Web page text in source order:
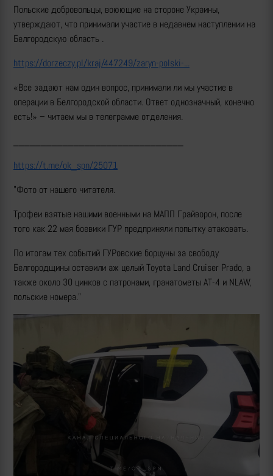
Польские добровольцы, воюющие на стороне Украины,
утверждают, что принимали участие в недавнем наступлении на
Белгородскую область .
https://dorzeczy.pl/kraj/447249/zaryn-polski-...
«Все задают нам один вопрос, принимали ли мы участие в
операции в Белгородской области. Ответ однозначный, конечно
есть!» – читаем мы в телеграмме отделения.
https://t.me/ok_spn/25071
"Фото от нашего читателя.
Трофеи взятые нашими военными на МАПП Грайворон, после
того как 22 мая боевики ГУР предприняли попытку атаковать.
По итогам тех событий ГУРовские борцуны за свободу
Белгородщины оставили аж целый Toyota Land Cruiser Prado, а
также около 30 цинков с патронами, гранатометы АТ-4 и NLAW,
польские номера."